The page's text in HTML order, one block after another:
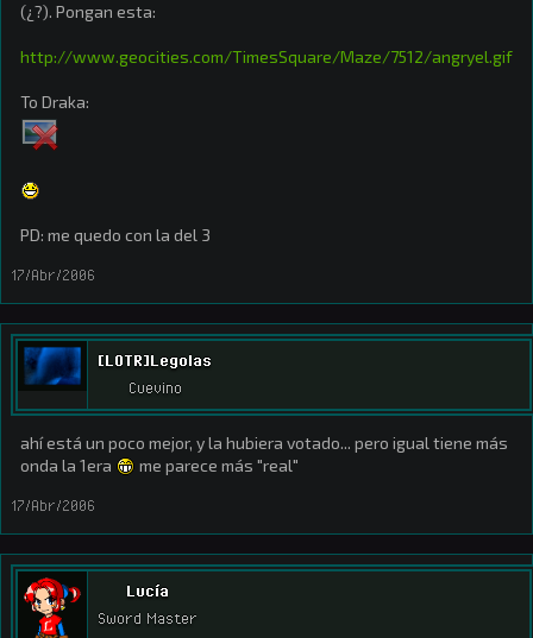
(¿?). Pongan esta:
http://www.geocities.com/TimesSquare/Maze/7512/angryel.gif
To Draka:
PD: me quedo con la del 3
17/Abr/2006
[LOTR]Legolas
Cuevino
ahí está un poco mejor, y la hubiera votado... pero igual tiene más
onda la 1era
me parece más "real"
17/Abr/2006
Lucía
Sword Master